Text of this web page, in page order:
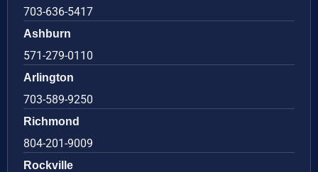
703-636-5417
Ashburn
571-279-0110
Arlington
703-589-9250
Richmond
804-201-9009
Rockville